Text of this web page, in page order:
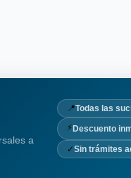
a
📍Todas las
⚡Descuento
✓Sin trámites